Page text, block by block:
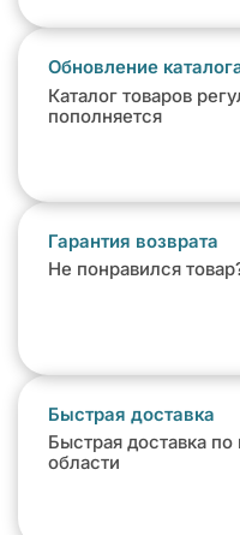
Обновление
Каталог товаров
пополняется
Гарантия возврата
Не понравился
Быстрая доставка
Быстрая доставка
области